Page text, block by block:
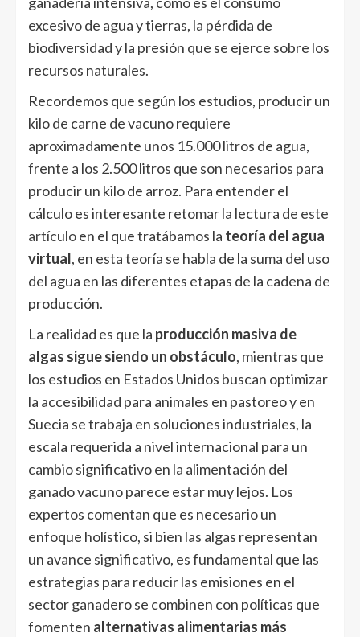
excesivo de agua y tierras, la pérdida de
biodiversidad y la presión que se ejerce sobre los
recursos naturales.
Recordemos que según los estudios, producir un
kilo de carne de vacuno requiere
aproximadamente unos 15.000 litros de agua,
frente a los 2.500 litros que son necesarios para
producir un kilo de arroz. Para entender el
cálculo es interesante retomar la lectura de este
artículoen el que tratábamos la teoría del agua
virtual, en esta teoría se habla de la suma del uso
del agua en las diferentes etapas de la cadena de
producción.
La realidad es que la producción masiva de
algas sigue siendo un obstáculo, mientras que
los estudios en Estados Unidos buscan optimizar
la accesibilidad para animales en pastoreo y en
Suecia se trabaja en soluciones industriales, la
escala requerida a nivel internacional para un
cambio significativo en la alimentación del
ganado vacuno parece estar muy lejos. Los
expertos comentan que es necesario un
enfoque holístico, si bien las algas representan
un avance significativo, es fundamental que las
estrategias para reducir las emisiones en el
sector ganadero se combinen con políticas que
fomenten alternativas alimentarias más